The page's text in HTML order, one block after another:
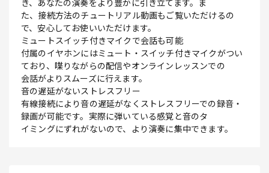
き、あなたの演奏をより豊かに引き立てます。ま
た、接続方法のチュートリアル動画もご覧いただけるの
で、安心してお使いいただけます。
ミュートスイッチ付きマイクで会話も可能
付属のイヤホンにはミュート・スイッチ付きマイクがつい
ており、喋りながらの配信やオンラインレッスンでの
会話がよりスムーズに行えます。
音の遅延がないストレスフリー
有線接続により音の遅延がなくストレスフリーでの録音・
録画が可能です。実際に弾いている感覚と音のタ
イミングにずれがないので、より演奏に集中できます。